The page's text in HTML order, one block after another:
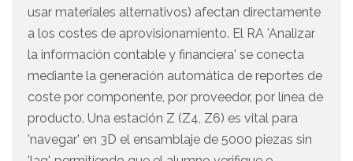
usar materiales alternativos) afectan directamente
a los costes de aprovisionamiento. El RA 'Analizar
la información contable y financiera' se conecta
mediante la generación automática de reportes de
coste por componente, por proveedor, por línea de
producto. Una estación Z (Z4, Z6) es vital para
'navegar' en 3D el ensamblaje de 5000 piezas sin